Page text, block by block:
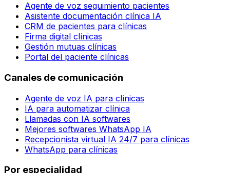
Agente de voz seguimiento pacientes
Asistente documentación clínica IA
CRM de pacientes para clínicas
Firma digital clínicas
Gestión mutuas clínicas
Portal del paciente clínicas
Canales de comunicación
Agente de voz IA para clínicas
IA para automatizar clínica
Llamadas con IA softwares
Mejores softwares WhatsApp IA
Recepcionista virtual IA 24/7 para clínicas
WhatsApp para clínicas
Por especialidad